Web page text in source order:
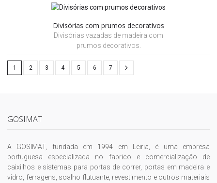
Divisórias com prumos decorativos
Divisórias vazadas de madeira com
prumos decorativos.
1 2 3 4 5 6 7
GOSIMAT
A GOSIMAT, fundada em 1994 em Leiria, é uma empresa
portuguesa especializada no fabrico e comercialização de
caixilhos e sistemas para portas de correr, portas em madeira e
vidro, ferragens, soalho flutuante, revestimento e outros materiais